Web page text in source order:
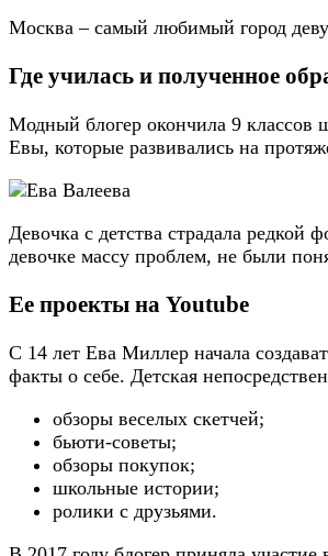
Москва – самый любимый город
Где училась и полученное
Модный блогер окончила 9 классов
Евы, которые развивались на
Девочка с детства страдала редкой
девочке массу проблем, не были
Ее проекты на Youtube
С 14 лет Ева Миллер начала
факты о себе. Детская
обзоры веселых скетчей;
бьюти-советы;
обзоры покупок;
школьные истории;
ролики с друзьями.